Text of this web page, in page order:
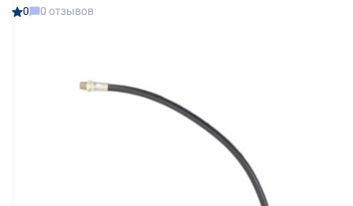
0 0 отзывов